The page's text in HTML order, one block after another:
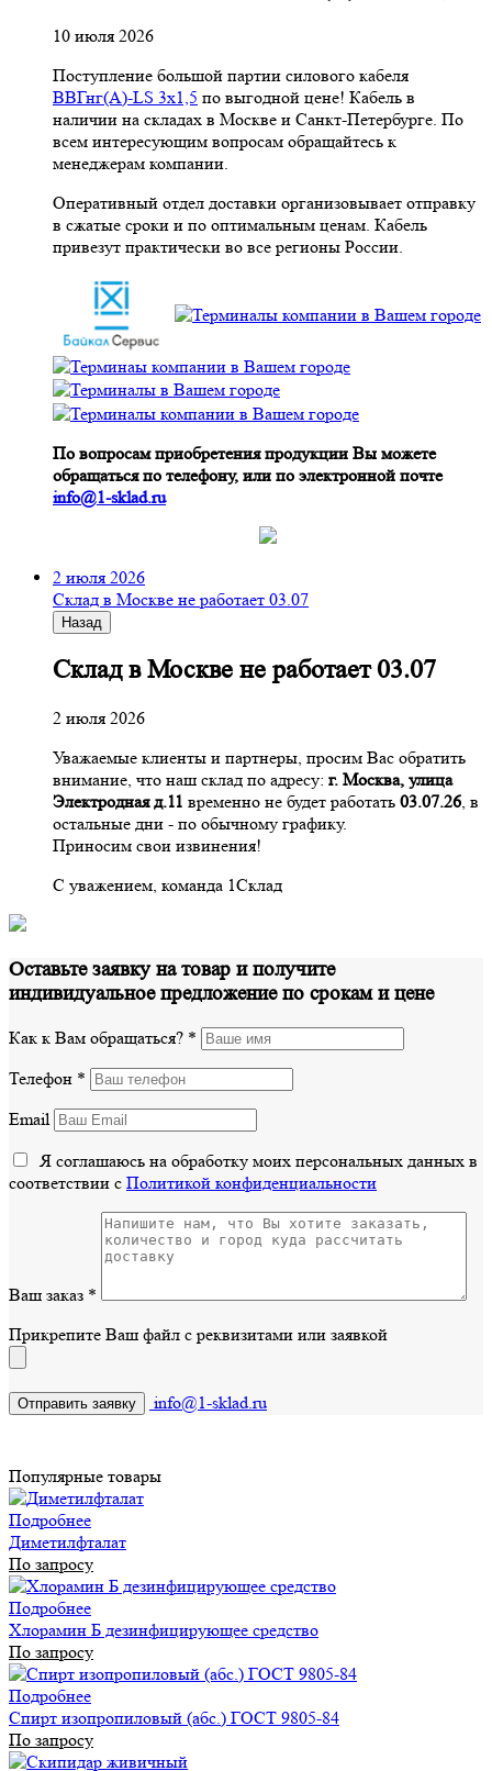
10 июля 2026
Поступление большой партии силового кабеля
ВВГнг(A)-LS 3х1,5 по выгодной цене! Кабель в
наличии на складах в Москве и Санкт-Петербурге. По
всем интересующим вопросам обращайтесь к
менеджерам компании.
Оперативный отдел доставки организовывает отправку
в сжатые сроки и по оптимальным ценам. Кабель
привезут практически во все регионы России.
По вопросам приобретения продукции Вы можете
обращаться по телефону, или по электронной почте
info@1-sklad.ru
2 июля 2026
Склад в Москве не работает 03.07
Назад
Склад в Москве не работает 03.07
2 июля 2026
Уважаемые клиенты и партнеры, просим Вас обратить
внимание, что наш склад по адресу: г. Москва, улица
Электродная д.11 временно не будет работать 03.07.26, в
остальные дни - по обычному графику.
Приносим свои извинения!
С уважением, команда 1Склад
Оставьте заявку на товар и получите
индивидуальное предложение по срокам и цене
Как к Вам обращаться? *
Телефон *
Email
Я соглашаюсь на обработку моих персональных данных в
соответствии с Политикой конфиденциальности
Ваш заказ *
Прикрепите Ваш файл с реквизитами или заявкой
info@1-sklad.ru
Популярные товары
Подробнее
Диметилфталат
По запросу
Подробнее
Хлорамин Б дезинфицирующее средство
По запросу
Подробнее
Спирт изопропиловый (абс.) ГОСТ 9805-84
По запросу